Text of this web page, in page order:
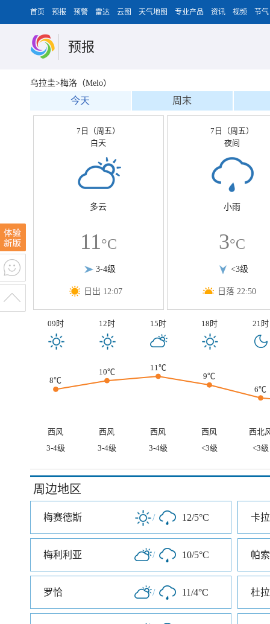
首页 预报 预警 雷达 云图 天气地图 专业产品 资讯 视频 节气
预报
乌拉圭>梅洛（Melo）
今天 周末
7日（周五）
白天
多云
11°C
3-4级
日出 12:07
7日（周五）
夜间
小雨
3°C
<3级
日落 22:50
09时 12时 15时 18时 21时
8℃
10℃
11℃
9℃
6℃
西风 西风 西风 西风
西北
3-4级
3-4级 3-4级 <3级 <3级
周边地区
梅赛德斯 / 12/5°C 卡
梅利利亚 / 10/5°C 帕
罗恰 / 11/4°C 杜